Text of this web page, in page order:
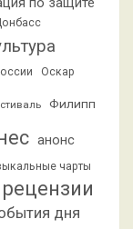
Оскар
Филипп
анонс
чарты
рецензии
дня